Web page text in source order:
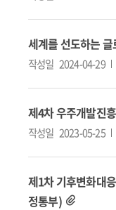
세계를 선도하는
작성일 2024-04-29
제4차 우주개발진
작성일 2023-05-25
제1차 기후변화대
정통부)